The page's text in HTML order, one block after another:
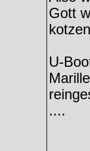
Gott
U-
....